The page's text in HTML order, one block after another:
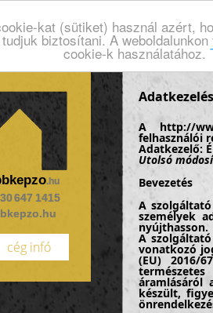
kat (sütiket) használ azért,
biztosítani. A
cookie-k használatához.
.hu
647 1415
cég infó
A http://
felhasználói
Adatkezelő:
Utolsó
Bevezetés
A
személyek
nyújthasson.
A
vonatkozó
(EU) 2016/
áramlásáról
készült,